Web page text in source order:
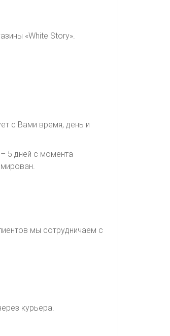
«White Story».
с Вами время, день и
5 дней с момента
мы сотрудничаем с
курьера.